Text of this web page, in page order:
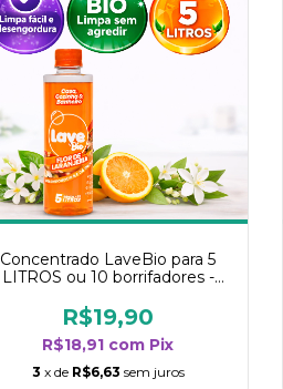
Concentrado LaveBio para 5
LITROS ou 10 borrifadores -
- Flor de Laranjeira
R$19,90
R$18,91 com Pix
3 x de R$6,63 sem juros